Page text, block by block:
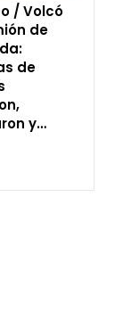
/ Volcó
de
de
y…